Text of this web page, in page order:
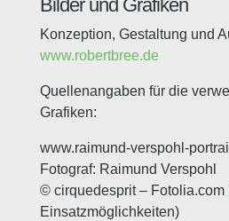
Bilder und Grafiken
Konzeption, Gestaltung und
www.robertbree.de
Quellenangaben für die
Grafiken:
www.raimund-verspohl-
Fotograf: Raimund Verspohl
© cirquedesprit – Fotolia.com
Einsatzmöglichkeiten)